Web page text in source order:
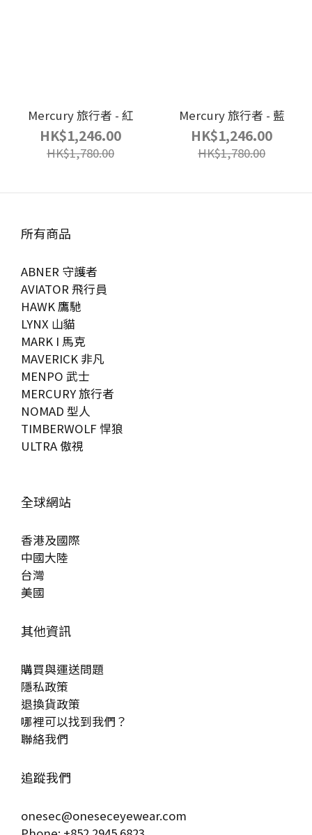
Mercury 旅行者 - 紅
HK$1,246.00
HK$1,780.00
Mercury 旅行者 - 藍
HK$1,246.00
HK$1,780.00
所有商品
ABNER 守護者
AVIATOR 飛行員
HAWK 鷹馳
LYNX 山貓
MARK I 馬克
MAVERICK 非凡
MENPO 武士
MERCURY 旅行者
NOMAD 型人
TIMBERWOLF 悍狼
ULTRA 傲視
全球網站
香港及國際
中國大陸
台灣
美國
其他資訊
購買與運送問題
隱私政策
退換貨政策
哪裡可以找到我們？
聯絡我們
追蹤我們
onesec@oneseceyewear.com